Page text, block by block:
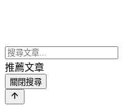
推薦文章
關閉搜尋